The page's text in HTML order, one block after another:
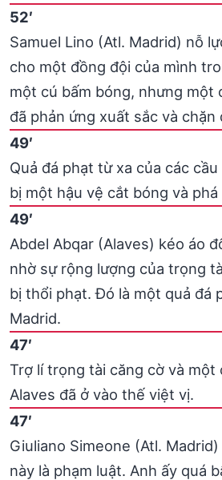
52′
Samuel Lino (Atl. Madrid) nỗ
cho một đồng đội của mình
một cú bấm bóng, nhưng một
đã phản ứng xuất sắc và chặn
49′
Quả đá phạt từ xa của các
bị một hậu vệ cắt bóng và phá
49′
Abdel Abqar (Alaves) kéo áo
nhờ sự rộng lượng của trọng
bị thổi phạt. Đó là một quả đá
Madrid.
47′
Trợ lí trọng tài căng cờ và một
Alaves đã ở vào thế việt vị.
47′
Giuliano Simeone (Atl.
này là phạm luật. Anh ấy quá